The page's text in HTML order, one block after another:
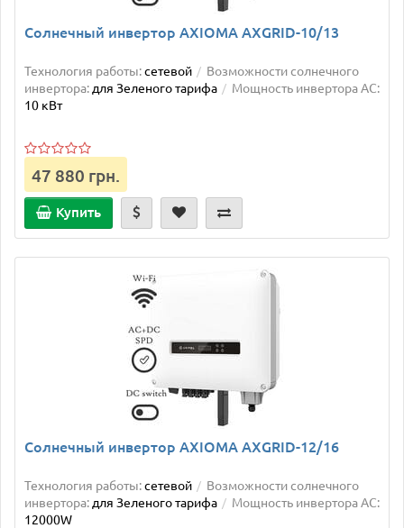
Солнечный инвертор AXIOMA AXGRID-10/13
Технология работы:сетевой
Возможности солнечного
инвертора: для Зеленого тарифа
Мощность инвертора AC:
10 кВт
47 880 грн.
Купить
Солнечный инвертор AXIOMA AXGRID-12/16
Технология работы:сетевой
Возможности солнечного
инвертора: для Зеленого тарифа
Мощность инвертора AC:
12000W